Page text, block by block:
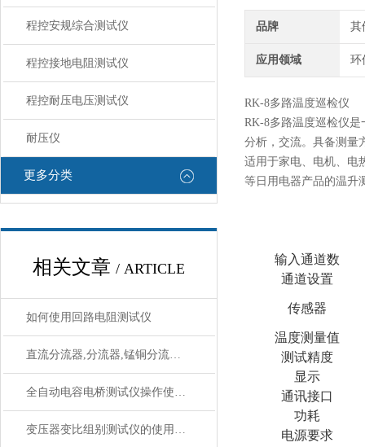
程控安规综合测试仪
程控接地电阻测试仪
程控耐压电压测试仪
耐压仪
更多分类
相关文章 / ARTICLE
如何使用回路电阻测试仪
直流分流器,分流器,锰铜分流器,FL直流分流器
全自动电容电桥测试仪操作使用方法
变压器变比组别测试仪的使用功能
品牌 其
应用领域 环
RK-8多路温度巡检仪
RK-8多路温度巡检仪
分析，交流。具备测量
适用于家电、电机、电
等日用电器产品的温升
输入通道数
通道设置
传感器
温度测量值
测试精度
显示
通讯接口
功耗
电源要求